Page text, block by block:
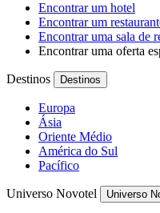
Encontrar um hotel
Encontrar um
Encontrar uma sala de
Encontrar uma oferta
Destinos Destinos
Europa
Ásia
Oriente Médio
América do Sul
Pacífico
Universo Novotel Universo